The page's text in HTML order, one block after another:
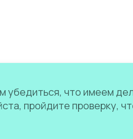
убедиться, что имеем
пройдите проверку,